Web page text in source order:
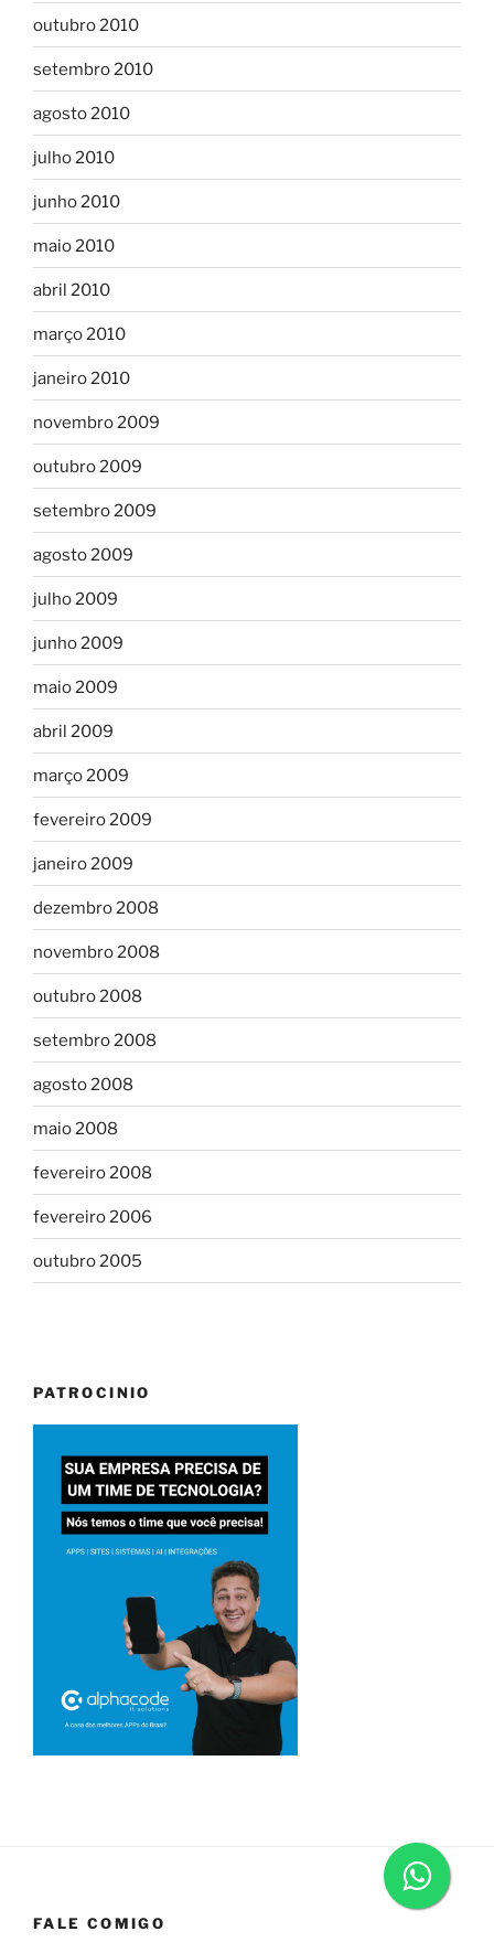
outubro 2010
setembro 2010
agosto 2010
julho 2010
junho 2010
maio 2010
abril 2010
março 2010
janeiro 2010
novembro 2009
outubro 2009
setembro 2009
agosto 2009
julho 2009
junho 2009
maio 2009
abril 2009
março 2009
fevereiro 2009
janeiro 2009
dezembro 2008
novembro 2008
outubro 2008
setembro 2008
agosto 2008
maio 2008
fevereiro 2008
fevereiro 2006
outubro 2005
PATROCINIO
FALE COMIGO